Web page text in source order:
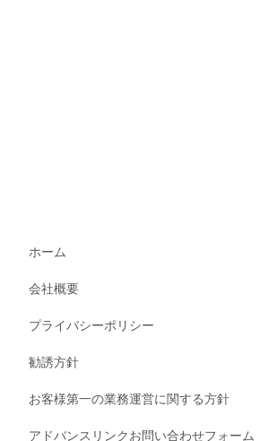
ホーム
会社概要
プライバシーポリシー
勧誘方針
お客様第一の業務運営に関する方針
アドバンスリンクお問い合わせフォーム